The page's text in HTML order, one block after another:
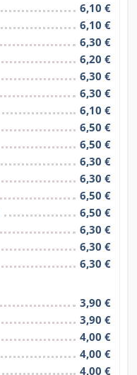
6,10 €
6,10 €
6,30 €
6,20 €
6,30 €
6,30 €
6,10 €
6,50 €
6,50 €
6,30 €
6,30 €
6,50 €
6,50 €
6,30 €
6,30 €
6,30 €
3,90 €
3,90 €
4,00 €
4,00 €
4,00 €